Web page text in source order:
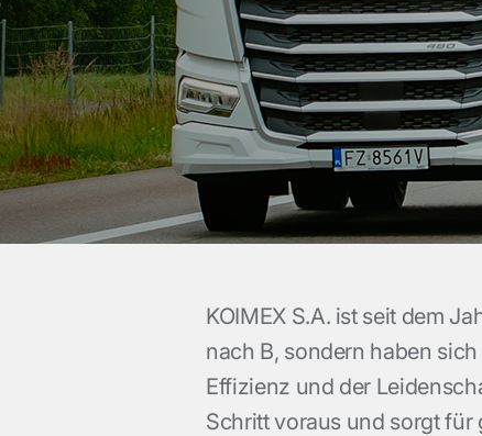
KOIMEX S.A. ist seit dem
nach B, sondern haben
Effizienz und der
Schritt voraus und sorgt